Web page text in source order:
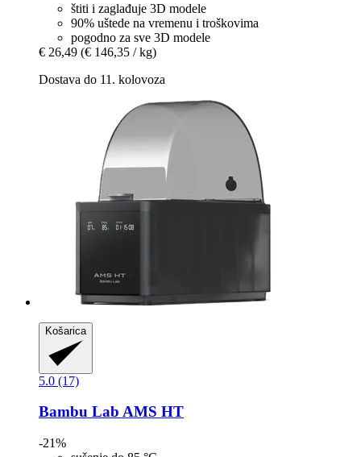
štiti i zaglađuje 3D modele
90% uštede na vremenu i troškovima
pogodno za sve 3D modele
€ 26,49 (€ 146,35 / kg)
Dostava do 11. kolovoza
Košarica
5.0 (17)
Bambu Lab AMS HT
-21%